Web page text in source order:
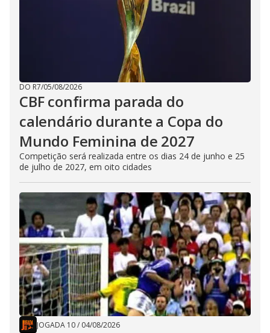
DO R7/05/08/2026
CBF confirma parada do
calendário durante a Copa do
Mundo Feminina de 2027
Competição será realizada entre os dias 24 de junho e 25
de julho de 2027, em oito cidades
JOGADA 10/ 04/08/2026